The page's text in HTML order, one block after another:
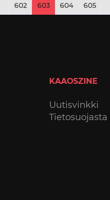
602 603 604 605
KAAOSZINE
Uutisvinkki
Tietosuojasta